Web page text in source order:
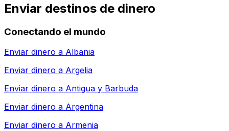
Enviar destinos de dinero
Conectando el mundo
Enviar dinero a Albania
Enviar dinero a Argelia
Enviar dinero a Antigua y Barbuda
Enviar dinero a Argentina
Enviar dinero a Armenia